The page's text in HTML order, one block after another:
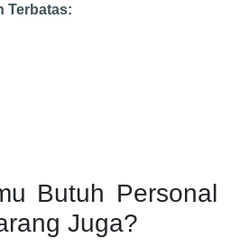
Terbatas:
Butuh Personal
Juga?